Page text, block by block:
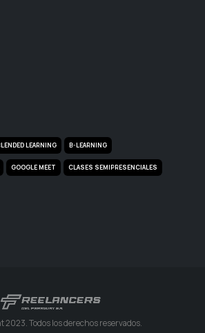
LEARNING B-LEARNING
GOOGLE MEET CLASES SEMIPRESENCIALES
2023. Todos los derechos reservados.